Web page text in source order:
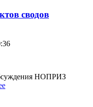
сводов
НОПРИЗ